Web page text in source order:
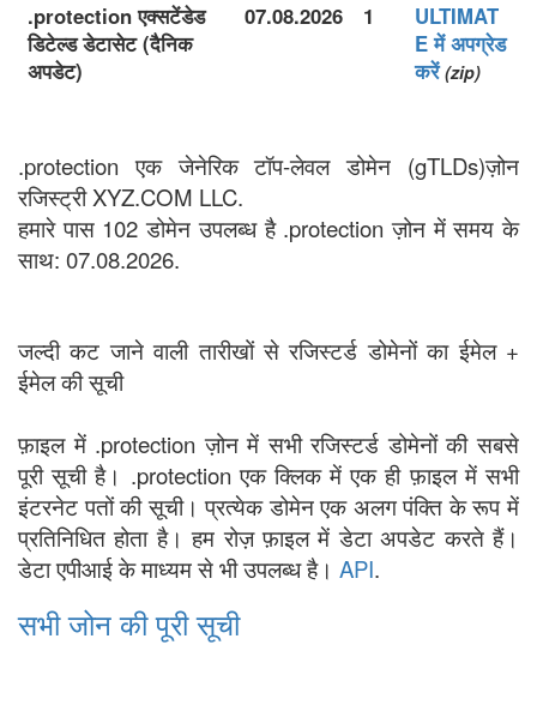
.protection एक्सटेंडेड
डिटेल्ड डेटासेट (दैनिक
अपडेट)
07.08.2026 1
ULTIMAT
E में अपग्रेड
करें (zip)
.protection एक जेनेरिक टॉप-लेवल डोमेन (gTLDs)ज़ोन
रजिस्ट्री XYZ.COM LLC.
हमारे पास 102 डोमेन उपलब्ध है .protection ज़ोन में समय के
साथ: 07.08.2026.
जल्दी कट जाने वाली तारीखों से रजिस्टर्ड डोमेनों का ईमेल +
ईमेल की सूची
फ़ाइल में .protection ज़ोन में सभी रजिस्टर्ड डोमेनों की सबसे
पूरी सूची है। .protection एक क्लिक में एक ही फ़ाइल में सभी
इंटरनेट पतों की सूची। प्रत्येक डोमेन एक अलग पंक्ति के रूप में
प्रतिनिधित होता है। हम रोज़ फ़ाइल में डेटा अपडेट करते हैं।
डेटा एपीआई के माध्यम से भी उपलब्ध है। API.
सभी जोन की पूरी सूची